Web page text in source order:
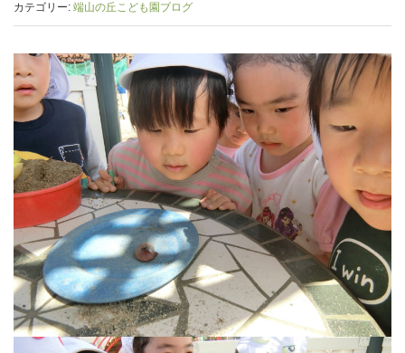
カテゴリー: 端山の丘こども園ブログ